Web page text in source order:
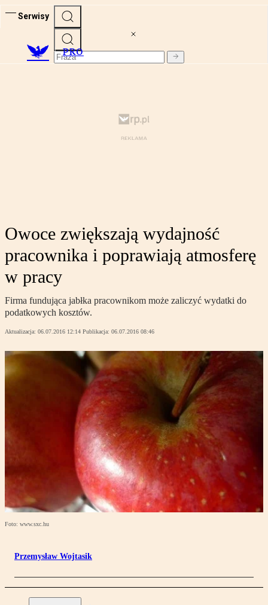
Serwisy
PRO
Owoce zwiększają wydajność
pracownika i poprawiają atmosferę
w pracy
Firma fundująca jabłka pracownikom może zaliczyć wydatki do
podatkowych kosztów.
Aktualizacja: 06.07.2016 12:14 Publikacja: 06.07.2016 08:46
Foto: www.sxc.hu
Przemysław Wojtasik